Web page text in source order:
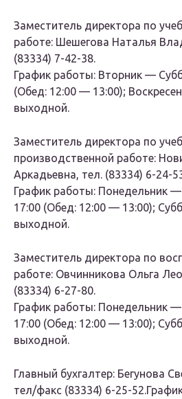
Заместитель директора по
работе: Шешегова Наталья
(83334) 7-42-38.
График работы: Вторник —
(Обед: 12:00 — 13:00);
выходной.
Заместитель директора по
производственной работе:
Аркадьевна, тел. (83334) 6-24-
График работы: Понедельник
17:00 (Обед: 12:00 — 13:00);
выходной.
Заместитель директора по
работе: Овчинникова Ольга
(83334) 6-27-80.
График работы: Понедельник
17:00 (Обед: 12:00 — 13:00);
выходной.
Главный бухгалтер: Бегунова
тел/факс (83334) 6-25-